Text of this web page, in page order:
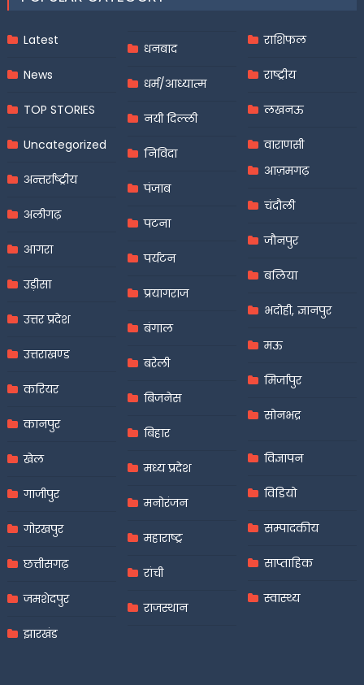
Latest
News
TOP STORIES
Uncategorized
अन्तर्राष्ट्रीय
अलीगढ़
आगरा
उड़ीसा
उत्तर प्रदेश
उत्तराखण्ड
करियर
कानपुर
खेल
गाजीपुर
गोरखपुर
छत्तीसगढ़
जमशेदपुर
झारखंड
धनबाद
धर्म/आध्यात्म
नयी दिल्ली
निविदा
पंजाब
पटना
पर्यटन
प्रयागराज
बंगाल
बरेली
बिजनेस
बिहार
मध्य प्रदेश
मनोरंजन
महाराष्ट्र
रांची
राजस्थान
राशिफल
राष्ट्रीय
लखनऊ
वाराणसी
आज़मगढ़
चंदौली
जौनपुर
बलिया
भदोही, ज्ञानपुर
मऊ
मिर्जापुर
सोनभद्र
विज्ञापन
विडियो
सम्पादकीय
साप्ताहिक
स्वास्थ्य